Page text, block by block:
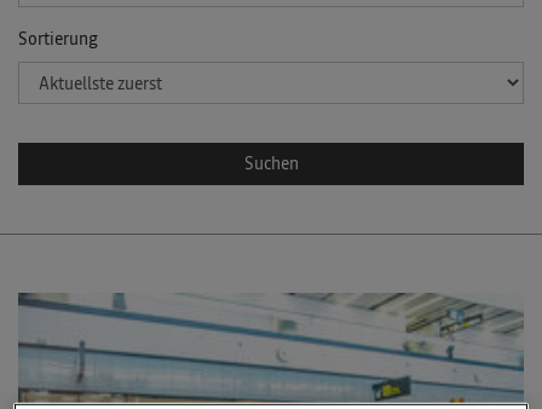
Sortierung
Suchen